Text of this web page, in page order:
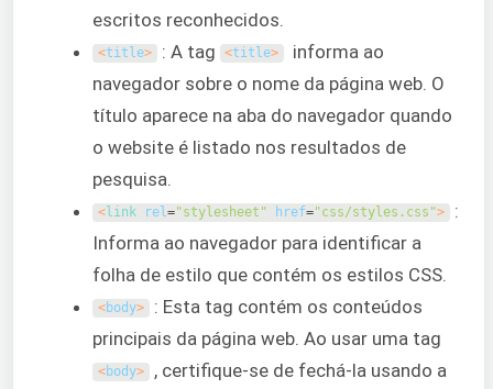
escritos reconhecidos.
<title> : A tag <title>
informa ao
navegador sobre o nome da página web. O
título aparece na aba do navegador quando
o website é listado nos resultados de
pesquisa.
<link rel="stylesheet" href="css/styles.css"> :
Informa ao navegador para identificar a
folha de estilo que contém os estilos CSS.
<body> : Esta tag contém os conteúdos
principais da página web. Ao usar uma tag
<body> , certifique-se de fechá-la usando a